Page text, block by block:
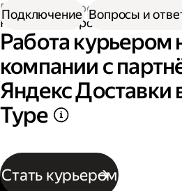
Работа курьером
Работа курьером на авто
Работа курьером
компании с
Яндекс Доставки
Туре
Стать курьером
Подключение Вопросы и